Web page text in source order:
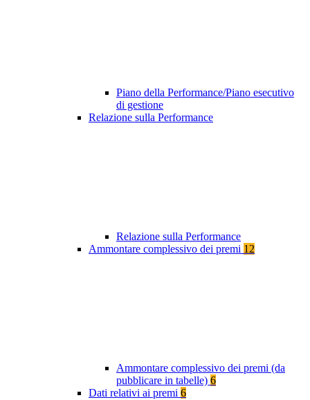
Piano della Performance/Piano esecutivo
di gestione
Relazione sulla Performance
Relazione sulla Performance
Ammontare complessivo dei premi 12
Ammontare complessivo dei premi (da
pubblicare in tabelle) 6
Dati relativi ai premi 6